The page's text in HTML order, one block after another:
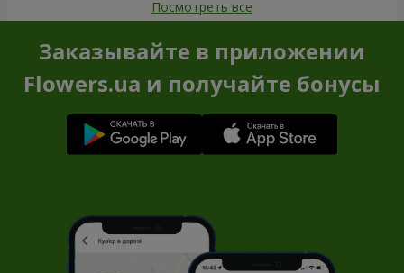
Посмотреть все
Заказывайте в приложении
Flowers.ua и получайте бонусы